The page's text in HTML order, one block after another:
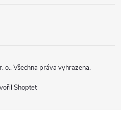
Shoptet
o.. Všechna práva vyhrazena.